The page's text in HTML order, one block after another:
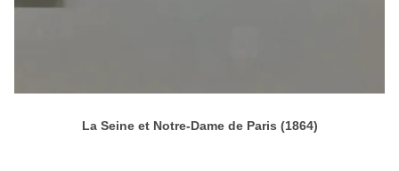
La Seine et Notre-Dame de Paris (1864)